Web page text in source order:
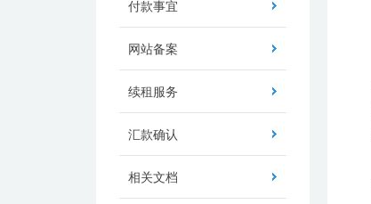
付款事宜
网站备案
续租服务
汇款确认
相关文档